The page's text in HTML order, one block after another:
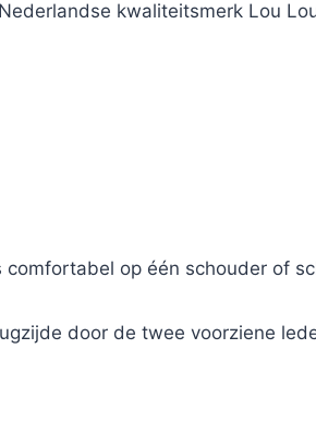
kwaliteitsmerk Lou
op één schouder of
door de twee voorziene